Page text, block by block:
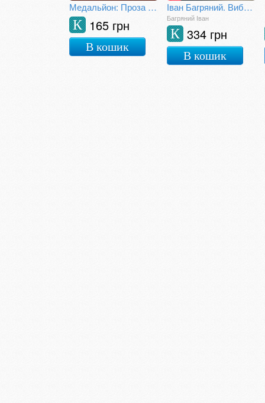
Медальйон: Проза київських неокласиків
165 грн
К
В кошик
Іван Багряний. Вибран твори у двох томах. Том І
Багряний Іван
334 грн
К
В кошик